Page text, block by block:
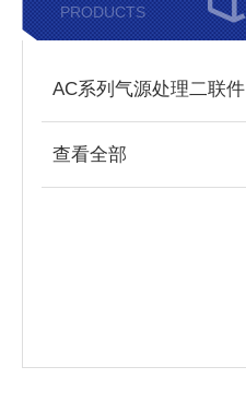
PRODUCTS
AC系列气源处理二联件
查看全部